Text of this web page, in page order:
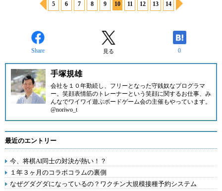
5 6 7 8 9 10 11 12 13 14
Share 見る 0
手塚規雄
会社を１０年勤続し、フリーとなった守銭奴なプログラマ
ー。笑顔表情筋のトレーナーという笑顔に関するお仕事、み
んなでワイワイ遊ぶボードゲーム会の主催もやっています。
@noriwo_t
最近のエントリー
今、将棋AI同士の対決が熱い！？
１年３ヶ月のコラボコラムの裏側
なぜグダグダになっているの？ワクチン大規模接種予約システム